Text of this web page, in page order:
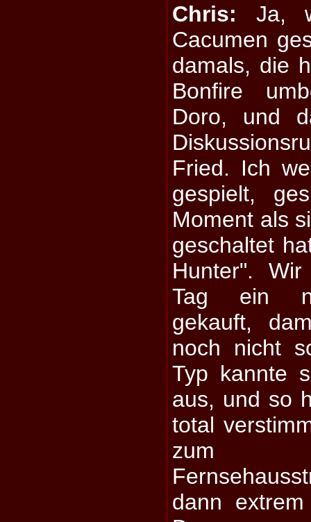
Chris: Ja,
Cacumen
damals, die
Bonfire
Doro, und
Fried. Ich
gespielt,
Moment als
geschaltet
Hunter".
Tag ein
gekauft,
noch nicht
Typ kannte
aus, und so
total
zum
dann